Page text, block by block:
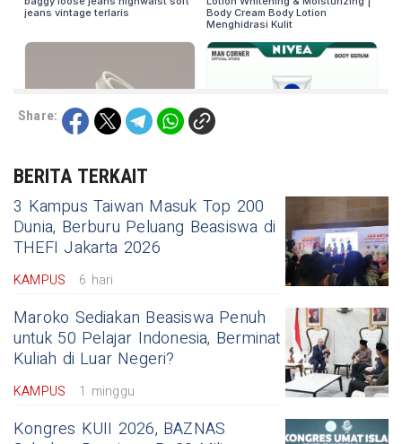
Share:
BERITA TERKAIT
3 Kampus Taiwan Masuk Top 200
Dunia, Berburu Peluang Beasiswa di
THEFI Jakarta 2026
KAMPUS 6 hari
Maroko Sediakan Beasiswa Penuh
untuk 50 Pelajar Indonesia, Berminat
Kuliah di Luar Negeri?
KAMPUS 1 minggu
Kongres KUII 2026, BAZNAS